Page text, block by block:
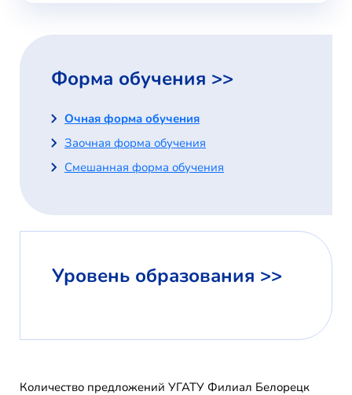
Форма обучения >>
Очная форма обучения
Заочная форма обучения
Смешанная форма обучения
Уровень образования >>
Количество предложений УГАТУ Филиал Белорецк